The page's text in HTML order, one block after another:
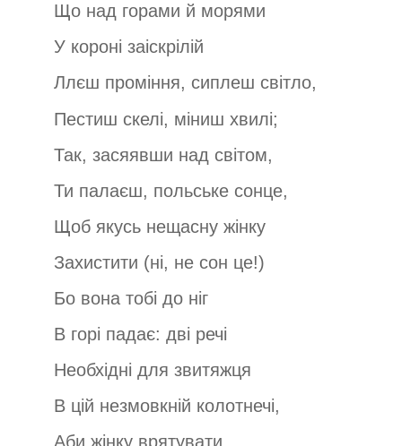
Що над горами й морями
У короні заіскрілій
Ллєш проміння, сиплеш світло,
Пестиш скелі, міниш хвилі;
Так, засяявши над світом,
Ти палаєш, польське сонце,
Щоб якусь нещасну жінку
Захистити (ні, не сон це!)
Бо вона тобі до ніг
В горі падає: дві речі
Необхідні для звитяжця
В цій незмовкній колотнечі,
Аби жінку врятувати,